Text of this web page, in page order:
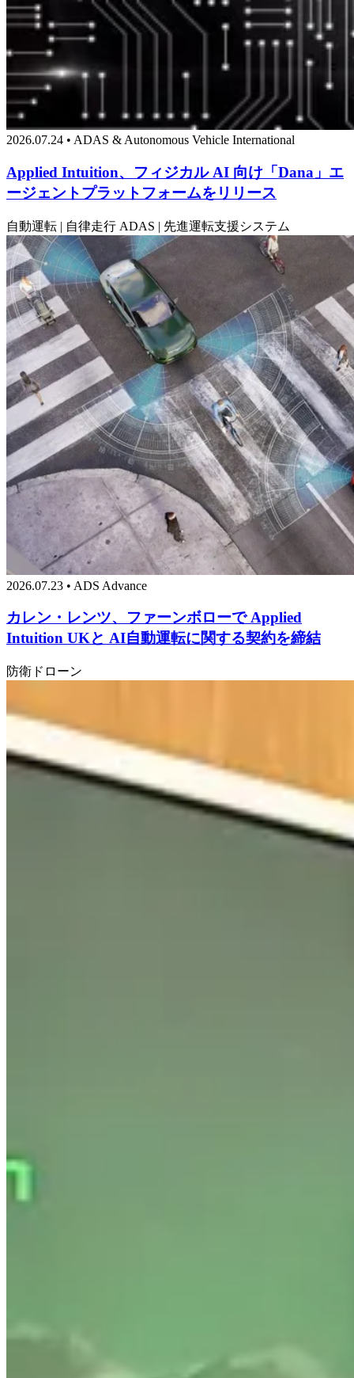
2026.07.24 • ADAS & Autonomous Vehicle International
Applied Intuition、フィジカル AI 向け「Dana」エ
ージェントプラットフォームをリリース
自動運転 | 自律走行 ADAS | 先進運転支援システム
2026.07.23 • ADS Advance
カレン・レンツ、ファーンボローで Applied
Intuition UKと AI自動運転に関する契約を締結
防衛 ドローン